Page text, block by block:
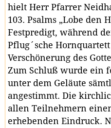
hielt Herr Pfarrer
103. Psalms „Lobe den
Festpredigt, während
Pflug´sche
Verschönerung des
Zum Schluß wurde ein
unter dem Geläute
angestimmt. Die
allen Teilnehmern
erhebenden Eindruck.